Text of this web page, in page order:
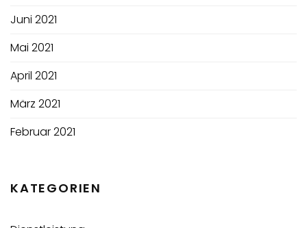
Juni 2021
Mai 2021
April 2021
März 2021
Februar 2021
KATEGORIEN